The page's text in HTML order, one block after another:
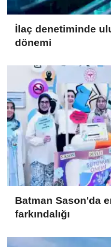
İlaç denetiminde
dönemi
Batman Sason'da
farkındalığı